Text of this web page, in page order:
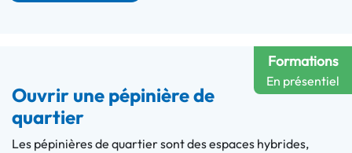
Formations
En présentiel
Ouvrir une pépinière de
quartier
Les pépinières de quartier sont des espaces hybrides,